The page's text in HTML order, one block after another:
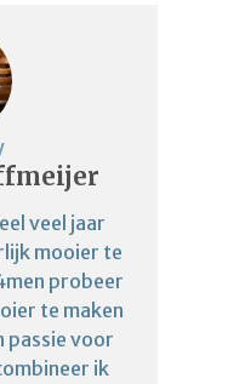
veel jaar
mooier te
probeer
te maken
passie voor
ik